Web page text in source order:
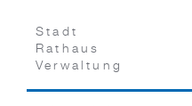
Stadt
Rathaus
Verwaltung